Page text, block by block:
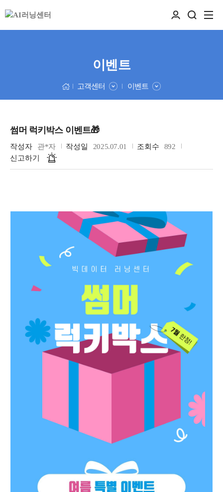
이벤트
고객센터 이벤트
썸머 럭키박스 이벤트🎁
작성자 관*자 작성일 2025.07.01 조회수
892
신고하기